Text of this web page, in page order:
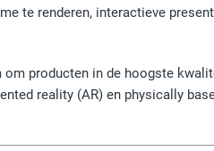
te renderen, interactieve
producten in de hoogste
reality (AR) en physically